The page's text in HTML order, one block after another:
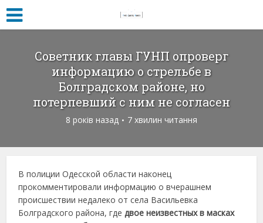
Советник главы ГУНП опроверг
информацию о стрельбе в
Болградском районе, но
потерпевший с ним не согласен
8 років назад 7 хвилин читання
В полиции Одесской области наконец
прокомментировали информацию о вчерашнем
происшествии недалеко от села Васильевка
Болградского района, гдедвое неизвестных в масках